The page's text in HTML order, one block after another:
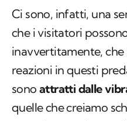
Ci sono, infatti, una
che i visitatori
inavvertitamente, che
reazioni in questi
sono attratti dalle
quelle che creiamo